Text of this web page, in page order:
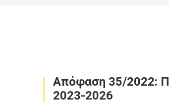
Απόφαση 35/2022:
2023-2026